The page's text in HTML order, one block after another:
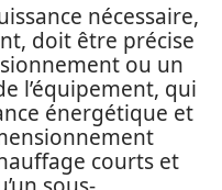
nécessaire,
doit être précise
ou un
l’équipement, qui
énergétique et
courts et